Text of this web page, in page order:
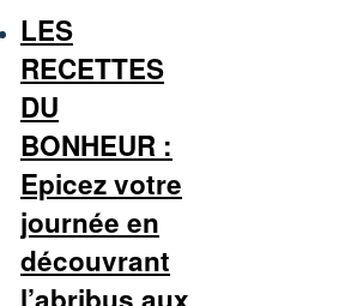
LES
RECETTES
DU
BONHEUR :
Epicez votre
journée en
découvrant